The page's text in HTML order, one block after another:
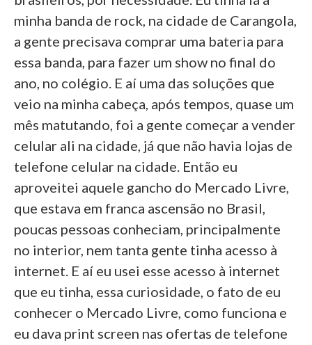
minha banda de rock, na cidade de Carangola,
a gente precisava comprar uma bateria para
essa banda, para fazer um show no final do
ano, no colégio. E aí uma das soluções que
veio na minha cabeça, após tempos, quase um
mês matutando, foi a gente começar a vender
celular ali na cidade, já que não havia lojas de
telefone celular na cidade. Então eu
aproveitei aquele gancho do Mercado Livre,
que estava em franca ascensão no Brasil,
poucas pessoas conheciam, principalmente
no interior, nem tanta gente tinha acesso à
internet. E aí eu usei esse acesso à internet
que eu tinha, essa curiosidade, o fato de eu
conhecer o Mercado Livre, como funciona e
eu dava print screen nas ofertas de telefone